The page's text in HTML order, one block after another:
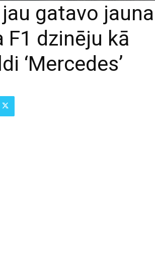
jau gatavo jauna
F1 dzinēju kā
‘Mercedes’